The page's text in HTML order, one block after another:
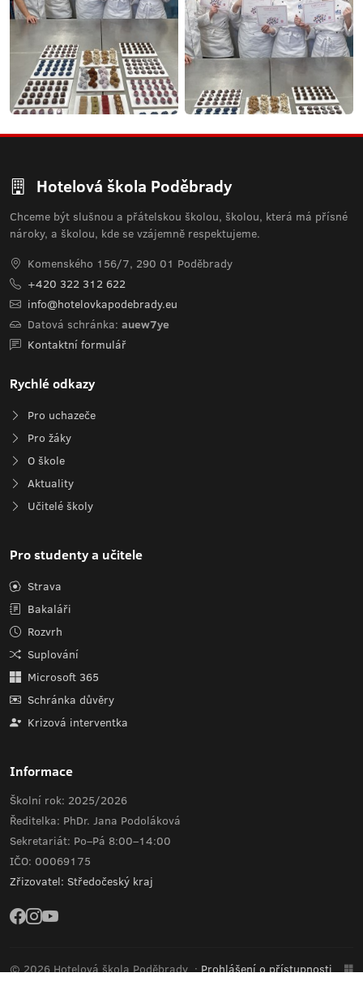
Hotelová škola Poděbrady
Chceme být slušnou a přátelskou školou, školou, která má přísné
nároky, a školou, kde se vzájemně respektujeme.
Komenského 156/7, 290 01 Poděbrady
+420 322 312 622
info@hotelovkapodebrady.eu
Datová schránka: auew7ye
Kontaktní formulář
Rychlé odkazy
Pro uchazeče
Pro žáky
O škole
Aktuality
Učitelé školy
Pro studenty a učitele
Strava
Bakaláři
Rozvrh
Suplování
Microsoft 365
Schránka důvěry
Krizová interventka
Informace
Školní rok: 2025/2026
Ředitelka: PhDr. Jana Podoláková
Sekretariát: Po–Pá 8:00–14:00
IČO: 00069175
Zřizovatel: Středočeský kraj
© 2026 Hotelová škola Poděbrady·Prohlášení o přístupnosti